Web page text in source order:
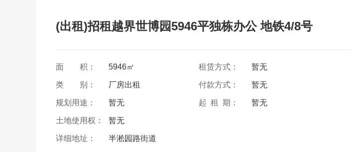
(出租)招租越界世博园5946平独栋办公 地铁4/8号
面 积： 5946㎡ 租赁方式： 暂无
类 别： 厂房出租 付款方式： 暂无
规划用途： 暂无 起 租 期： 暂无
土地使用权： 暂无
详细地址： 半淞园路街道